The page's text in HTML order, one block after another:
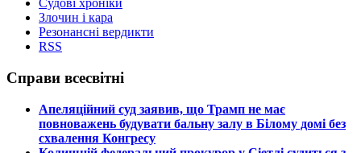
Судові хроніки
Злочин і кара
Резонансні вердикти
RSS
Справи всесвітні
​Апеляційний суд заявив, що Трамп не має
повноважень будувати бальну залу в Білому домі без
схвалення Конгресу